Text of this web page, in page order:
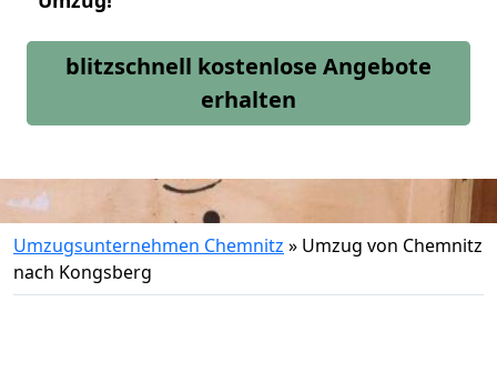
blitzschnell kostenlose Angebote
erhalten
Umzugsunternehmen Chemnitz » Umzug von Chemnitz
nach Kongsberg